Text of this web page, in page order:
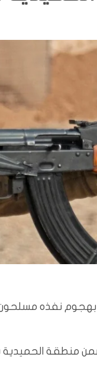
(3 آب 2024)، بمقتل مدني
منطقة الحميدية